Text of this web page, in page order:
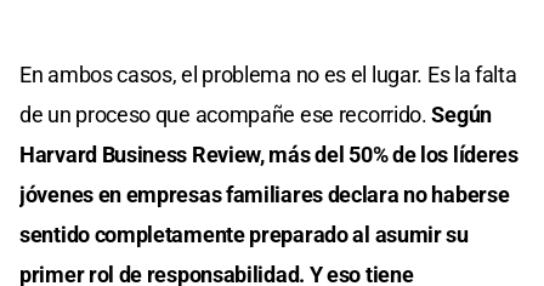
En ambos casos, el problema no es el lugar. Es la falta
de un proceso que acompañe ese recorrido.Según
Harvard Business Review, más del 50% de los líderes
jóvenes en empresas familiares declara no haberse
sentido completamente preparado al asumir su
primer rol de responsabilidad. Y eso tiene